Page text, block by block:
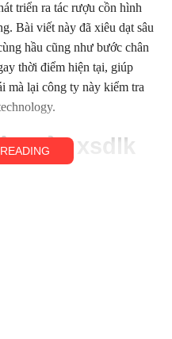
triển ra tác rượu cồn hình
Bài viết này đã xiêu dạt sâu
hầu cũng như bước chân
thời điểm hiện tại, giúp
mà lại công ty này kiểm tra
của xsdlk